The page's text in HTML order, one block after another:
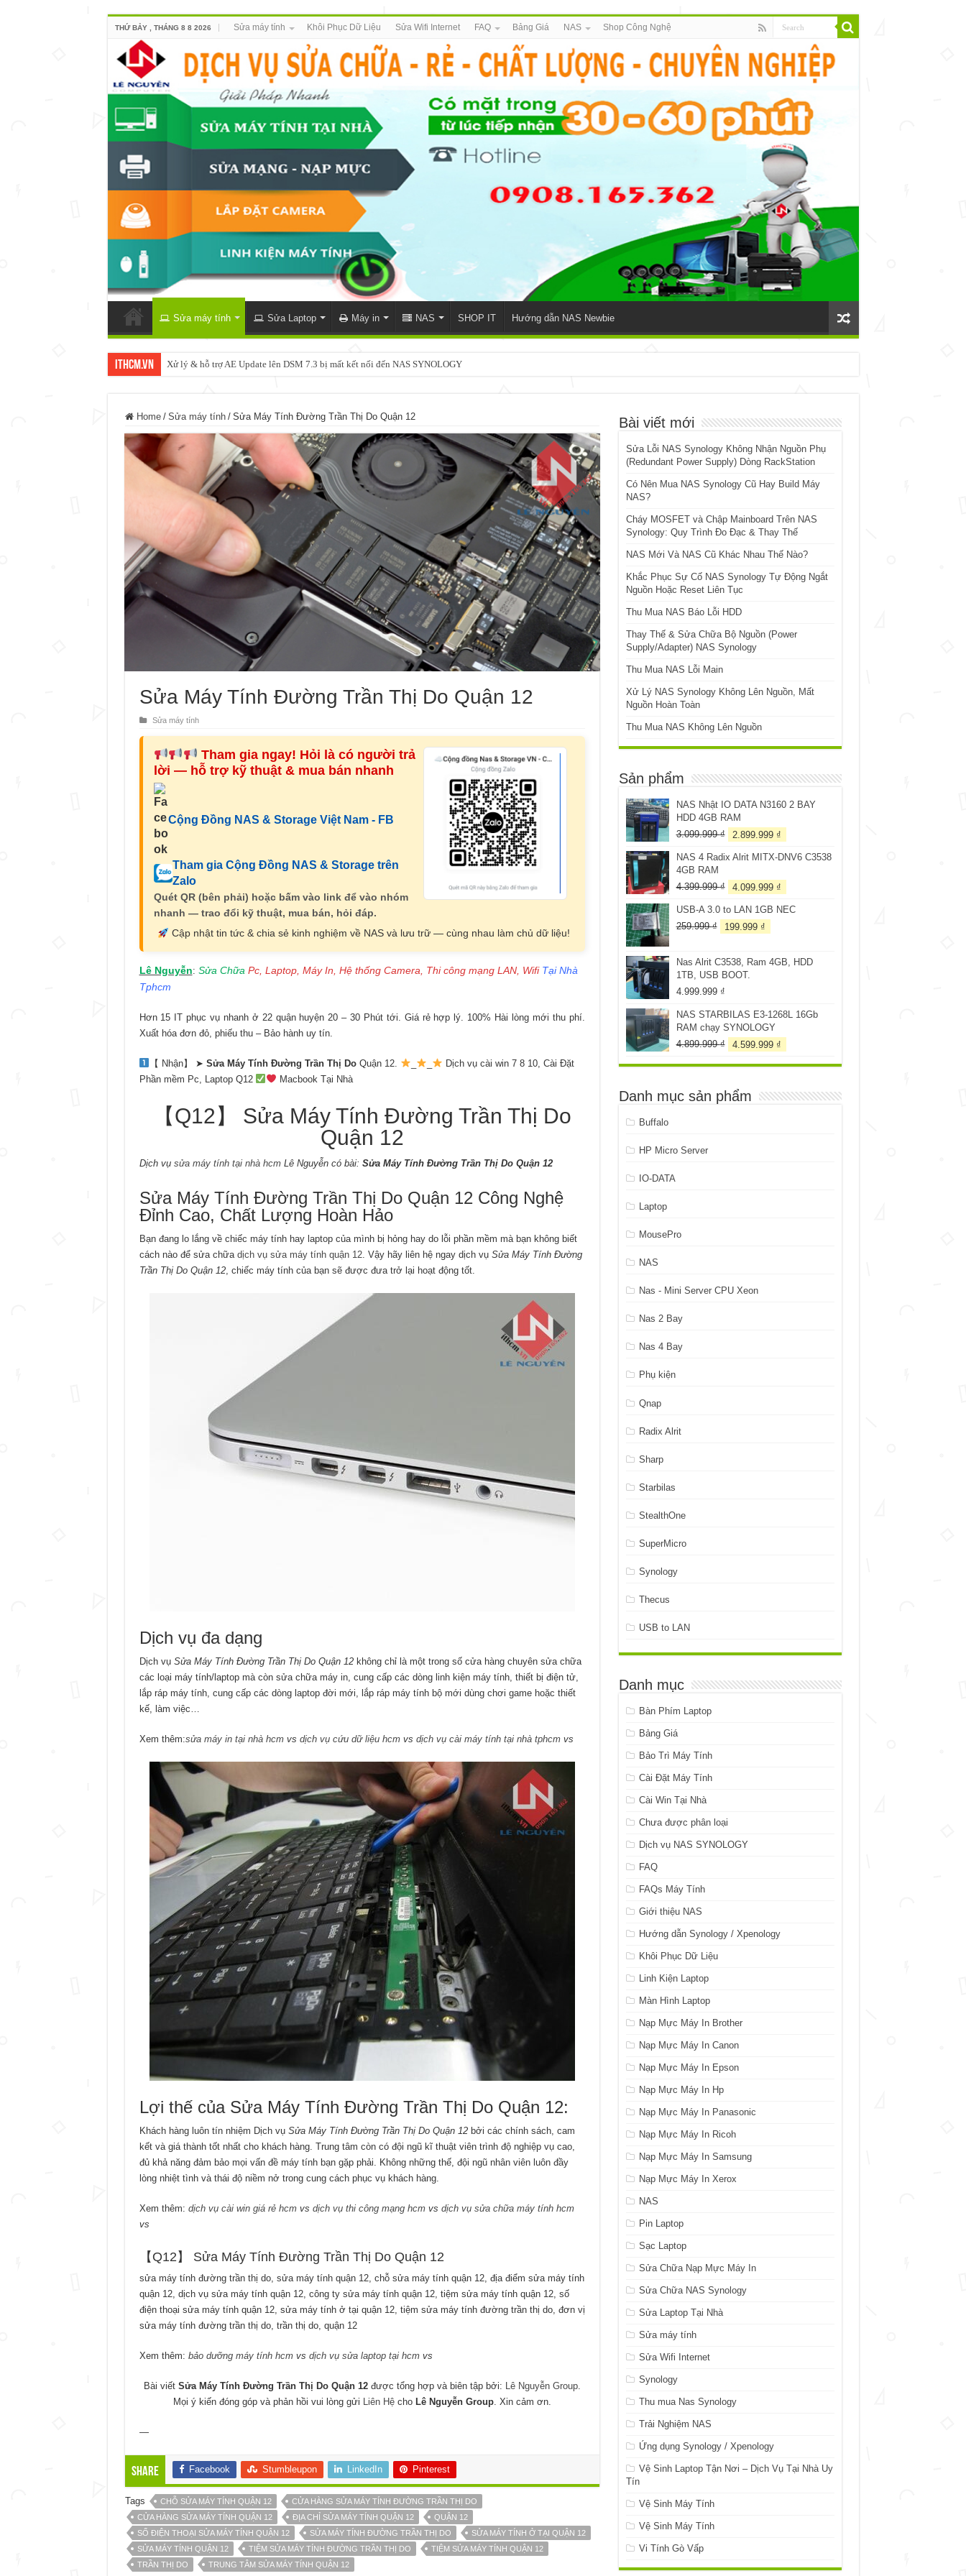
THỨ BẢY , THÁNG 8 8 2026 Sửa máy tính Khôi Phục Dữ Liệu Sửa Wifi Internet FAQ Bảng Giá NAS Shop Công Nghệ
Sửa máy tính Sửa Laptop Máy in NAS SHOP IT Hướng dẫn NAS Newbie
ItHCM.VN Xử lý & hỗ trợ AE Update lên DSM 7.3 bị mất kết nối đến NAS SYNOLOGY
Home / Sửa máy tính / Sửa Máy Tính Đường Trần Thị Do Quận 12
Sửa Máy Tính Đường Trần Thị Do Quận 12
Sửa máy tính
Tham gia ngay! Hỏi là có người trả
lời — hỗ trợ kỹ thuật & mua bán nhanh
Cộng Đồng NAS & Storage Việt Nam - FB
Tham gia Cộng Đồng NAS & Storage trên
Zalo
Quét QR (bên phải) hoặc bấm vào link để vào nhóm
nhanh — trao đổi kỹ thuật, mua bán, hỏi đáp.
Cập nhật tin tức & chia sẻ kinh nghiệm về NAS và lưu trữ — cùng nhau làm chủ dữ liệu!
Lê Nguyễn: Sửa Chữa Pc, Laptop, Máy In, Hệ thống Camera, Thi công mạng LAN, Wifi Tại Nhà
Tphcm
Hơn 15 IT phục vụ nhanh ở 22 quận huyện 20 – 30 Phút tới. Giá rẻ hợp lý. 100% Hài lòng mới thu phí.
Xuất hóa đơn đỏ, phiếu thu – Bảo hành uy tín.
【 Nhận】 ➤Sửa Máy Tính Đường Trần Thị Do Quận 12.
Dịch vụ cài win 7 8 10, Cài Đặt
Phần mềm Pc, Laptop Q12
Macbook Tại Nhà
【Q12】 Sửa Máy Tính Đường Trần Thị Do
Quận 12
Dịch vụsửa máy tính tại nhà hcmLê Nguyễn có bài: Sửa Máy Tính Đường Trần Thị Do Quận 12
Sửa Máy Tính Đường Trần Thị Do Quận 12 Công Nghệ
Đỉnh Cao, Chất Lượng Hoàn Hảo
Bạn đang lo lắng về chiếc máy tính hay laptop của mình bị hỏng hay do lỗi phần mềm mà bạn không biết
cách nào để sửa chữa dịch vụ sửa máy tính quận 12. Vậy hãy liên hệ ngay dịch vụ Sửa Máy Tính Đường
Trần Thị Do Quận 12, chiếc máy tính của bạn sẽ được đưa trở lại hoạt động tốt.
Dịch vụ đa dạng
Dịch vụ Sửa Máy Tính Đường Trần Thị Do Quận 12không chỉ là một trong số cửa hàng chuyên sửa chữa
các loại máy tính/laptop mà còn sửa chữa máy in, cung cấp các dòng linh kiện máy tính, thiết bị điện tử,
lắp ráp máy tính, cung cấp các dòng laptop đời mới, lắp ráp máy tính bộ mới dùng chơi game hoặc thiết
kế, làm việc…
Xem thêm:sửa máy in tại nhà hcmvs dịch vụ cứu dữ liệu hcmvs dịch vụ cài máy tính tại nhà tphcmvs
Lợi thế của Sửa Máy Tính Đường Trần Thị Do Quận 12:
Khách hàng luôn tín nhiệm Dịch vụ Sửa Máy Tính Đường Trần Thị Do Quận 12bởi các chính sách, cam
kết và giá thành tốt nhất cho khách hàng. Trung tâm còn có đội ngũ kĩ thuật viên trình độ nghiệp vụ cao,
đủ khả năng đảm bảo mọi vấn đề máy tính bạn gặp phải. Không những thế, đội ngũ nhân viên luôn đầy
lòng nhiệt tình và thái độ niềm nở trong cung cách phục vụ khách hàng.
Xem thêm: dịch vụ cài win giá rẻ hcmvs dịch vụ thi công mạng hcmvs dịch vụ sửa chữa máy tính hcm
vs
【Q12】 Sửa Máy Tính Đường Trần Thị Do Quận 12
sửa máy tính đường trần thị do, sửa máy tính quận 12, chỗ sửa máy tính quận 12, địa điểm sửa máy tính
quận 12, dịch vụ sửa máy tính quận 12, công ty sửa máy tính quận 12, tiệm sửa máy tính quận 12, số
điện thoại sửa máy tính quận 12, sửa máy tính ở tại quận 12, tiệm sửa máy tính đường trần thị do, đơn vị
sửa máy tính đường trần thị do, trần thị do, quận 12
Xem thêm: bảo dưỡng máy tính hcmvs dịch vụ sửa laptop tại hcmvs
Bài viết Sửa Máy Tính Đường Trần Thị Do Quận 12được tổng hợp và biên tập bởi: Lê Nguyễn Group.
Mọi ý kiến đóng góp và phản hồi vui lòng gửi Liên Hệcho Lê Nguyễn Group. Xin cảm ơn.
—
Share Facebook Stumbleupon LinkedIn Pinterest
Tags CHỖ SỬA MÁY TÍNH QUẬN 12
CỬA HÀNG SỬA MÁY TÍNH ĐƯỜNG TRẦN THỊ DO
CỬA HÀNG SỬA MÁY TÍNH QUẬN 12
ĐỊA CHỈ SỬA MÁY TÍNH QUẬN 12
QUẬN 12
SỐ ĐIỆN THOẠI SỬA MÁY TÍNH QUẬN 12
SỬA MÁY TÍNH ĐƯỜNG TRẦN THỊ DO
SỬA MÁY TÍNH Ở TẠI QUẬN 12
SỬA MÁY TÍNH QUẬN 12
TIỆM SỬA MÁY TÍNH ĐƯỜNG TRẦN THỊ DO
TIỆM SỬA MÁY TÍNH QUẬN 12
TRẦN THỊ DO
TRUNG TÂM SỬA MÁY TÍNH QUẬN 12
Bài viết mới
Sửa Lỗi NAS Synology Không Nhận Nguồn Phụ
(Redundant Power Supply) Dòng RackStation
Có Nên Mua NAS Synology Cũ Hay Build Máy
NAS?
Cháy MOSFET và Chập Mainboard Trên NAS
Synology: Quy Trình Đo Đạc & Thay Thế
NAS Mới Và NAS Cũ Khác Nhau Thế Nào?
Khắc Phục Sự Cố NAS Synology Tự Động Ngắt
Nguồn Hoặc Reset Liên Tục
Thu Mua NAS Báo Lỗi HDD
Thay Thế & Sửa Chữa Bộ Nguồn (Power
Supply/Adapter) NAS Synology
Thu Mua NAS Lỗi Main
Xử Lý NAS Synology Không Lên Nguồn, Mất
Nguồn Hoàn Toàn
Thu Mua NAS Không Lên Nguồn
Sản phẩm
NAS Nhật IO DATA N3160 2 BAY
HDD 4GB RAM
3.099.999₫
Giá
là:
2.899.999 ₫
tại
NAS 4 Radix Alrit MITX-DNV6 C3538
4GB RAM
4.399.999₫
Giá
là:
4.399.999 ₫.
4.099.999 ₫
tại
USB-A 3.0 to LAN 1GB NEC
259.999₫
Giá
259.999 ₫.
199.999 ₫
là:
Nas Alrit C3538, Ram 4GB, HDD
1TB, USB BOOT.
4.999.999 ₫
NAS STARBILAS E3-1268L 16Gb
RAM chạy SYNOLOGY
4.899.999₫
Giá
là:
4.599.999 ₫
tại
4.599.999 ₫.
Danh mục sản phẩm
Buffalo
HP Micro Server
IO-DATA
Laptop
MousePro
NAS
Nas - Mini Server CPU Xeon
Nas 2 Bay
Nas 4 Bay
Phụ kiện
Qnap
Radix Alrit
Sharp
Starbilas
StealthOne
SuperMicro
Synology
Thecus
USB to LAN
Danh mục
Bàn Phím Laptop
Bảng Giá
Bảo Trì Máy Tính
Cài Đặt Máy Tính
Cài Win Tại Nhà
Chưa được phân loại
Dịch vụ NAS SYNOLOGY
FAQ
FAQs Máy Tính
Giới thiệu NAS
Hướng dẫn Synology / Xpenology
Khôi Phục Dữ Liệu
Linh Kiện Laptop
Màn Hình Laptop
Nạp Mực Máy In Brother
Nạp Mực Máy In Canon
Nạp Mực Máy In Epson
Nạp Mực Máy In Hp
Nạp Mực Máy In Panasonic
Nạp Mực Máy In Ricoh
Nạp Mực Máy In Samsung
Nạp Mực Máy In Xerox
NAS
Pin Laptop
Sạc Laptop
Sửa Chữa Nạp Mực Máy In
Sửa Chữa NAS Synology
Sửa Laptop Tại Nhà
Sửa máy tính
Sửa Wifi Internet
Synology
Thu mua Nas Synology
Trải Nghiệm NAS
Ứng dụng Synology / Xpenology
Vệ Sinh Laptop Tận Nơi – Dịch Vụ Tại Nhà Uy
Tín
Vệ Sinh Máy Tính
Vệ Sinh Máy Tính
Vi Tính Gò Vấp